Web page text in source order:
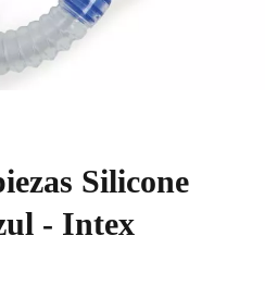
Silicone
- Intex